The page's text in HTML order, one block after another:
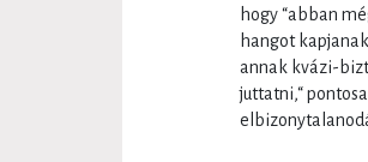
hogy “abban
hangot
annak kvázi-
juttatni,“